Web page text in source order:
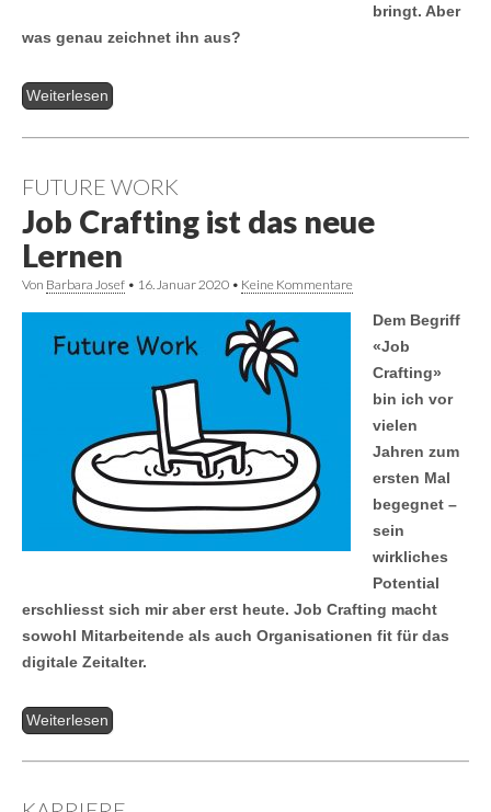
bringt. Aber
was genau zeichnet ihn aus?
Weiterlesen
FUTURE WORK
Job Crafting ist das neue
Lernen
Von Barbara Josef • 16. Januar 2020 • Keine Kommentare
Dem Begriff
«Job
Crafting»
bin ich vor
vielen
Jahren zum
ersten Mal
begegnet –
sein
wirkliches
Potential
erschliesst sich mir aber erst heute. Job Crafting macht
sowohl Mitarbeitende als auch Organisationen fit für das
digitale Zeitalter.
Weiterlesen